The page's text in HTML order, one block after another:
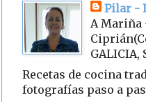
Pilar -
A Mariña
GALICIA,
Recetas de cocina
fotografías paso a